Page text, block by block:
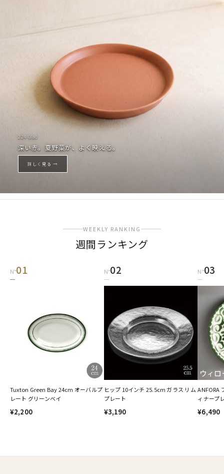
224 Glad
深い赤。夏野菜が、よく映える。
詳しく見る →
WEEKLY RANKING
週間ランキング
N°01
Tuxton Green Bay 24cm オーバルプ
レート グリーンベイ
¥2,200
N°02
ヒップ 10インチ 25.5cm ガラス リム
プレート
¥3,190
N°03
ANFORA
ィナープ
¥6,490